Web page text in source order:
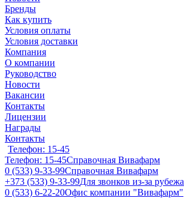
Бренды
Как купить
Условия оплаты
Условия доставки
Компания
О компании
Руководство
Новости
Вакансии
Контакты
Лицензии
Награды
Контакты
Телефон: 15-45
Телефон: 15-45Справочная Вивафарм
0 (533) 9-33-99Справочная Вивафарм
+373 (533) 9-33-99Для звонков из-за рубежа
0 (533) 6-22-20Офис компании "Вивафарм"